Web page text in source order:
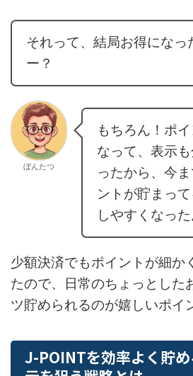
それって、結局お得になっ
ー？
ぼんたつ
もちろん！ポ
なって、表示
ったから、今
ントが貯まっ
しやすくなった
少額決済でもポイントが細か
たので、日常のちょっとした
ツ貯められるのが嬉しいポイ
J-POINTを効率よく貯